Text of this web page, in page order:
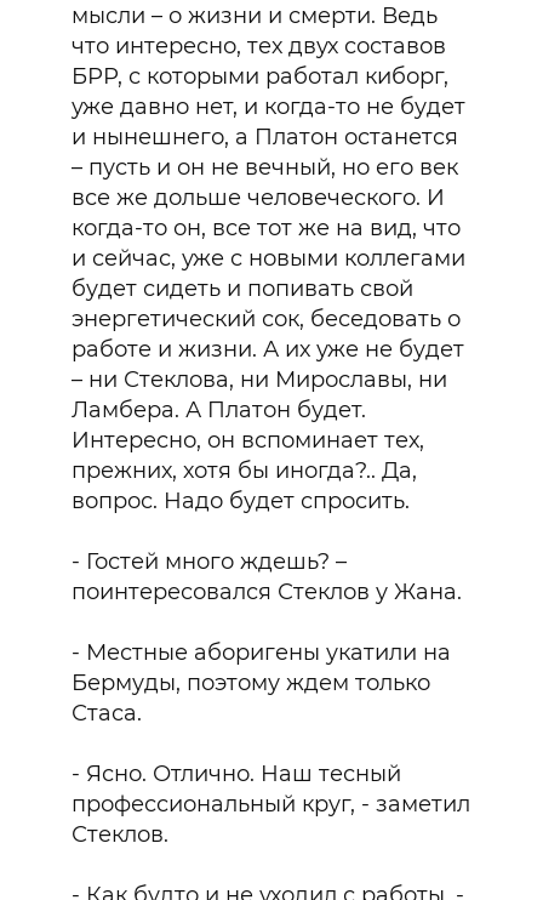
мысли – о жизни и смерти. Ведь
что интересно, тех двух составов
БРР, с которыми работал киборг,
уже давно нет, и когда-то не будет
и нынешнего, а Платон останется
– пусть и он не вечный, но его век
все же дольше человеческого. И
когда-то он, все тот же на вид, что
и сейчас, уже с новыми коллегами
будет сидеть и попивать свой
энергетический сок, беседовать о
работе и жизни. А их уже не будет
– ни Стеклова, ни Мирославы, ни
Ламбера. А Платон будет.
Интересно, он вспоминает тех,
прежних, хотя бы иногда?.. Да,
вопрос. Надо будет спросить.
- Гостей много ждешь? –
поинтересовался Стеклов у Жана.
- Местные аборигены укатили на
Бермуды, поэтому ждем только
Стаса.
- Ясно. Отлично. Наш тесный
профессиональный круг, - заметил
Стеклов.